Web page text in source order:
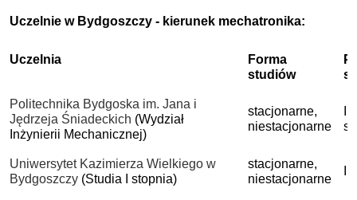
Uczelnie w Bydgoszczy - kierunek mechatronika:
Uczelnia
Forma
studiów
Politechnika Bydgoska im. Jana i
Jędrzeja Śniadeckich (Wydział
Inżynierii Mechanicznej)
stacjonarne,
niestacjonarne
Uniwersytet Kazimierza Wielkiego w
Bydgoszczy (Studia I stopnia)
stacjonarne,
niestacjonarne